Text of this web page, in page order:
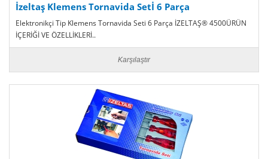
İzeltaş Klemens Tornavida Setİ 6 Parça
Elektronikçi Tip Klemens Tornavida Seti 6 Parça İZELTAŞ® 4500ÜRÜN
İÇERİĞİ VE ÖZELLİKLERİ..
Karşılaştır